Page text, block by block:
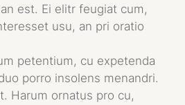
est. Ei elitr feugiat cum,
usu, an pri oratio
petentium, cu expetenda
porro insolens menandri.
Harum ornatus pro cu,